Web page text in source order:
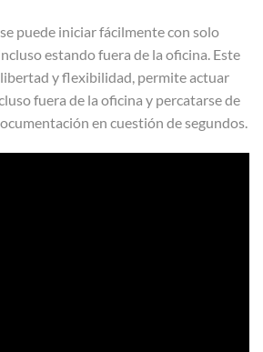
puede iniciar fácilmente con solo
estando fuera de la oficina. Este
y flexibilidad, permite actuar
fuera de la oficina y percatarse de
en cuestión de segundos.